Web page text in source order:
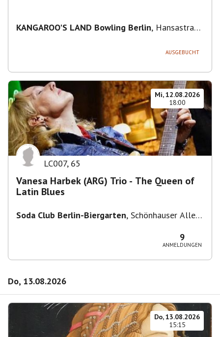
KANGAROO'S LAND Bowling Berlin, Hansastraße
AUSGEBUCHT
Mi, 12.08.2026
18:00
LC007, 65
Vanesa Harbek (ARG) Trio - The Queen of
Latin Blues
Soda Club Berlin-Biergarten, Schönhauser Allee
9
ANMELDUNGEN
Do, 13.08.2026
Do, 13.08.2026
15:15